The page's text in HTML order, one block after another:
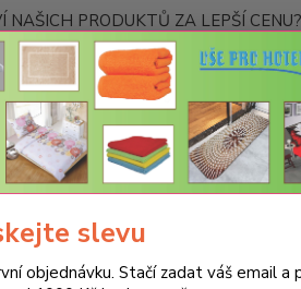
NAŠICH PRODUKTŮ ZA LEPŠÍ
Hledat
s gumou - 190g/m2 - 45 barev
slevu
objednávku. Stačí zadat váš email a